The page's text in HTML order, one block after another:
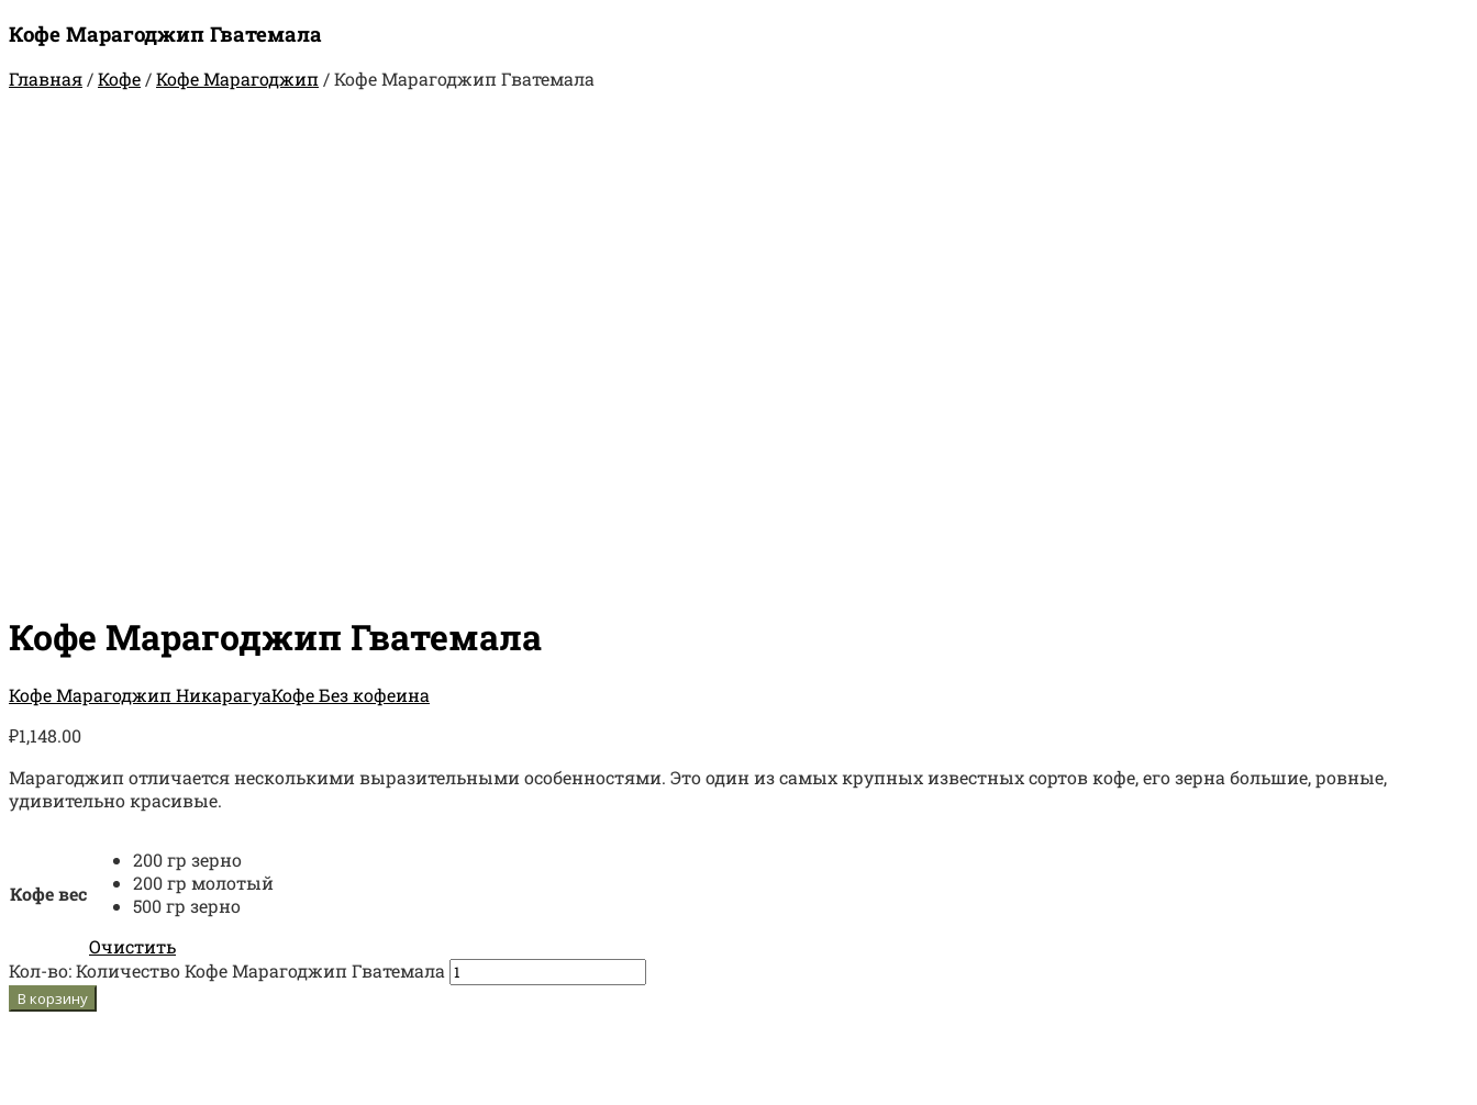
Кофе Марагоджип Гватемала
Главная/Кофе/Кофе Марагоджип/Кофе Марагоджип Гватемала
Кофе Марагоджип Гватемала
Кофе Марагоджип НикарагуаКофе Без кофеина
₽1,148.00
Марагоджип отличается несколькими выразительными особенностями. Это один из самых крупных известных сортов кофе, его зерна большие, ровные,
удивительно красивые.
Кофе вес
200 гр зерно
200 гр молотый
500 гр зерно
Очистить
Кол-во:Количество Кофе Марагоджип Гватемала
В корзину